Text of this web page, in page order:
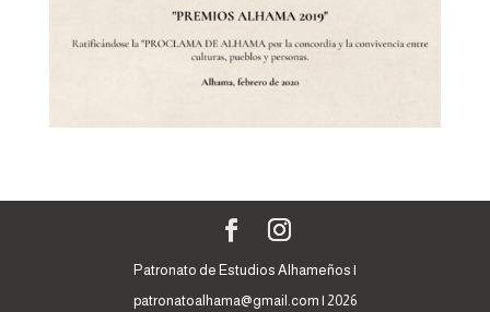
Patronato de Estudios Alhameños |
patronatoalhama@gmail.com | 2026